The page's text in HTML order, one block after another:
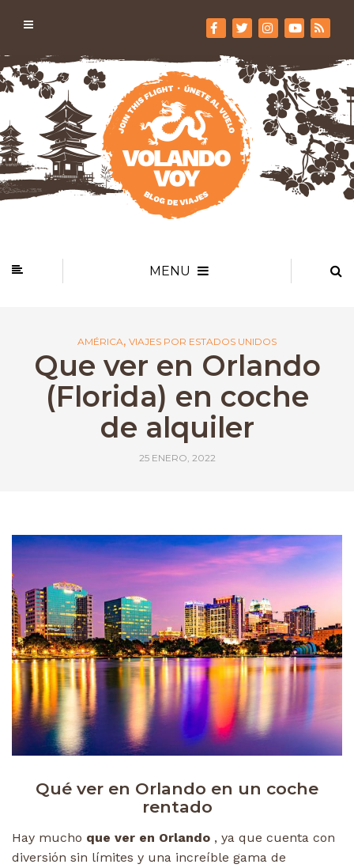
MENU
AMÉRICA, VIAJES POR ESTADOS UNIDOS
Que ver en Orlando
(Florida) en coche
de alquiler
25 ENERO, 2022
Qué ver en Orlando en un coche
rentado
Hay mucho que ver en Orlando , ya que cuenta con
diversión sin límites y una increíble gama de